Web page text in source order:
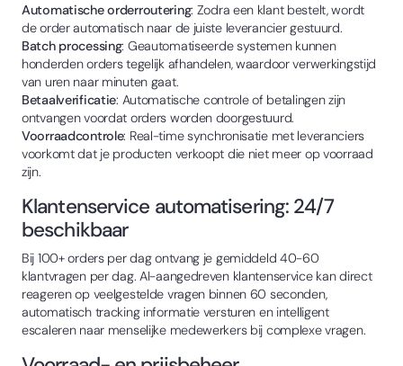
Automatische orderroutering: Zodra een klant bestelt, wordt
de order automatisch naar de juiste leverancier gestuurd.
Batch processing: Geautomatiseerde systemen kunnen
honderden orders tegelijk afhandelen, waardoor verwerkingstijd
van uren naar minuten gaat.
Betaalverificatie: Automatische controle of betalingen zijn
ontvangen voordat orders worden doorgestuurd.
Voorraadcontrole: Real-time synchronisatie met leveranciers
voorkomt dat je producten verkoopt die niet meer op voorraad
zijn.
Klantenservice automatisering: 24/7
beschikbaar
Bij 100+ orders per dag ontvang je gemiddeld 40-60
klantvragen per dag. AI-aangedreven klantenservice kan direct
reageren op veelgestelde vragen binnen 60 seconden,
automatisch tracking informatie versturen en intelligent
escaleren naar menselijke medewerkers bij complexe vragen.